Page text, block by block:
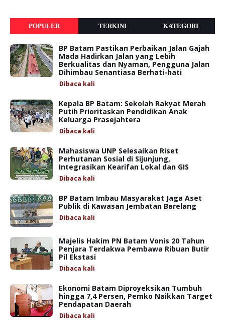
POPULER TERKINI KATEGORI
BP Batam Pastikan Perbaikan Jalan Gajah
Mada Hadirkan Jalan yang Lebih
Berkualitas dan Nyaman, Pengguna Jalan
Dihimbau Senantiasa Berhati-hati
Dibaca kali
Kepala BP Batam: Sekolah Rakyat Merah
Putih Prioritaskan Pendidikan Anak
Keluarga Prasejahtera
Dibaca kali
Mahasiswa UNP Selesaikan Riset
Perhutanan Sosial di Sijunjung,
Integrasikan Kearifan Lokal dan GIS
Dibaca kali
BP Batam Imbau Masyarakat Jaga Aset
Publik di Kawasan Jembatan Barelang
Dibaca kali
Majelis Hakim PN Batam Vonis 20 Tahun
Penjara Terdakwa Pembawa Ribuan Butir
Pil Ekstasi
Dibaca kali
Ekonomi Batam Diproyeksikan Tumbuh
hingga 7,4 Persen, Pemko Naikkan Target
Pendapatan Daerah
Dibaca kali